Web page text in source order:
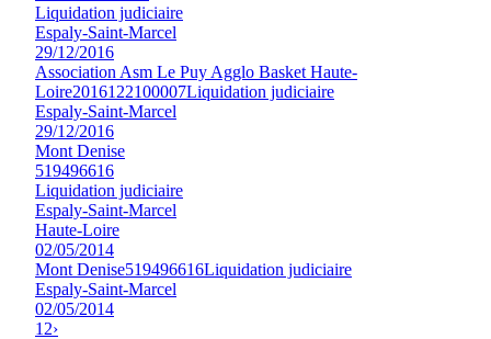
Liquidation judiciaire
Espaly-Saint-Marcel
29/12/2016
Association Asm Le Puy Agglo Basket Haute-
Loire2016122100007Liquidation judiciaire
Espaly-Saint-Marcel
29/12/2016
Mont Denise
519496616
Liquidation judiciaire
Espaly-Saint-Marcel
Haute-Loire
02/05/2014
Mont Denise519496616Liquidation judiciaire
Espaly-Saint-Marcel
02/05/2014
1 2›